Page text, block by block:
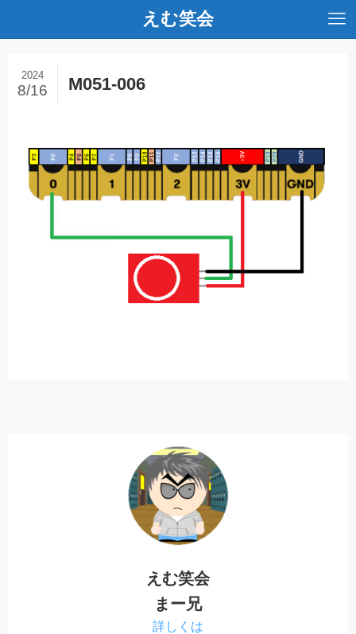
えむ笑会
M051-006
2024
8/16
えむ笑会
まー兄
詳しくは